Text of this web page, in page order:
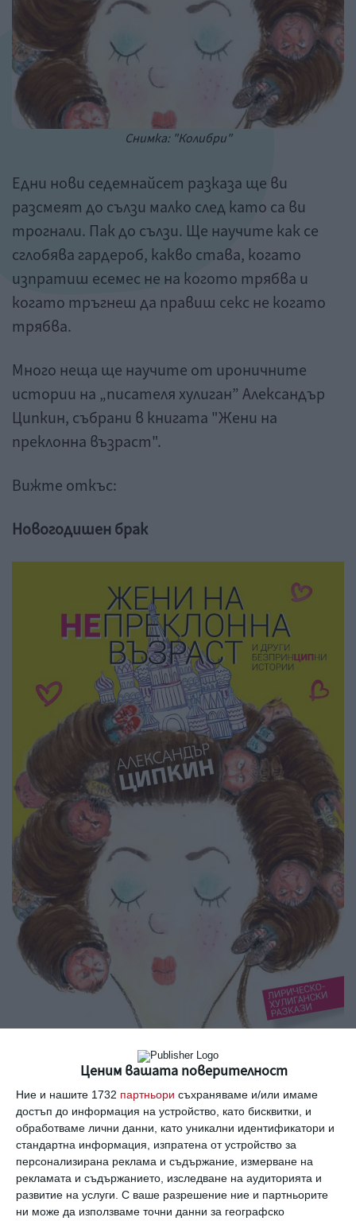
Ценим вашата поверителност
Ние и нашите 1732 партньори съхраняваме и/или имаме
достъп до информация на устройство, като бисквитки, и
обработваме лични данни, като уникални идентификатори и
стандартна информация, изпратена от устройство за
персонализирана реклама и съдържание, измерване на
рекламата и съдържанието, изследване на аудиторията и
развитие на услуги. С ваше разрешение ние и партньорите
ни може да използваме точни данни за географско
Снимка: "Колибри"
Едни нови седемнайсет разказа ще ви
разсмеят до сълзи малко след като са ви
трогнали. Пак до сълзи. Ще научите как се
сглобява гардероб, какво става, когато
изпратиш есемес не на когото трябва и
когато тръгнеш да правиш секс не когато
трябва.
Много неща ще научите от ироничните
истории на „писателя хулиган” Александър
Ципкин, събрани в книгата "Жени на
преклонна възраст".
Вижте откъс:
Новогодишен брак
Става ли дума за чувства, интуицията
почти никога не ни лъже. Ние обаче за беля
все не ѝ вярваме. Вярваме в „почти-то“.